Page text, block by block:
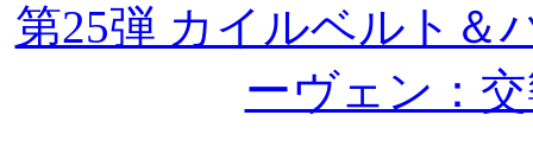
第25弾 カイルベルト＆
ーヴェン：